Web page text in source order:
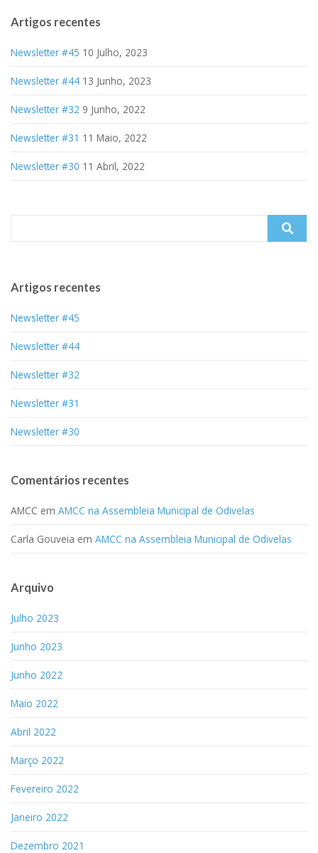
Artigos recentes
Newsletter #45 10 Julho, 2023
Newsletter #44 13 Junho, 2023
Newsletter #32 9 Junho, 2022
Newsletter #31 11 Maio, 2022
Newsletter #30 11 Abril, 2022
Artigos recentes
Newsletter #45
Newsletter #44
Newsletter #32
Newsletter #31
Newsletter #30
Comentários recentes
AMCC em AMCC na Assembleia Municipal de Odivelas
Carla Gouveia em AMCC na Assembleia Municipal de Odivelas
Arquivo
Julho 2023
Junho 2023
Junho 2022
Maio 2022
Abril 2022
Março 2022
Fevereiro 2022
Janeiro 2022
Dezembro 2021